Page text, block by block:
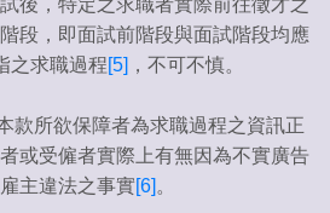
後，特定之求職者實際前往徵才之
段，即面試前階段與面試階段均應
之求職過程[5] ，不可不慎。
所欲保障者為求職過程之資訊正
或受僱者實際上有無因為不實廣告
主違法之事實[6] 。